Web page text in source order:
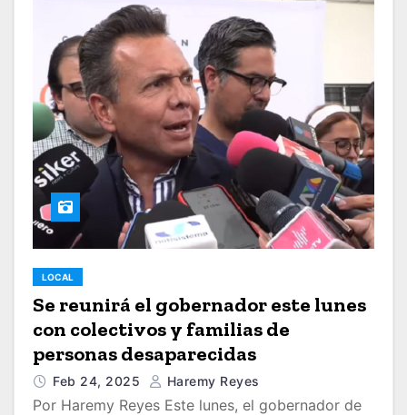
LOCAL
Se reunirá el gobernador este lunes
con colectivos y familias de
personas desaparecidas
Feb 24, 2025 Haremy Reyes
Por Haremy Reyes Este lunes, el gobernador de